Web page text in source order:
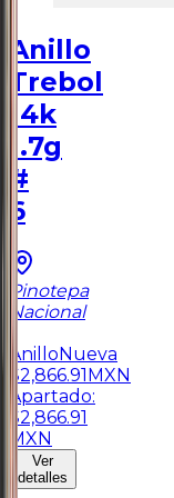
Anillo
Trebol
14k
1.7g
#
6
Pinotepa
Nacional
1
Anillo Nueva
$2,866.91 MXN
Apartado:
$2,866.91
MXN
Ver
detalles